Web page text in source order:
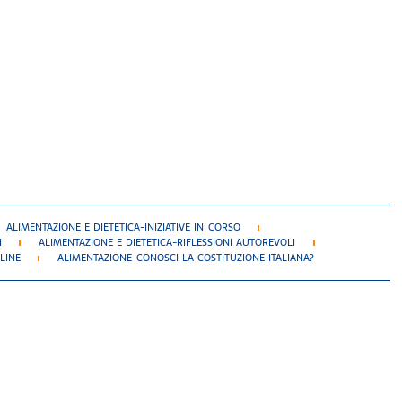
ALIMENTAZIONE E DIETETICA-INIZIATIVE IN CORSO
ALIMENTAZIONE E DIETETICA-RIFLESSIONI AUTOREVOLI
ALIMENTAZIONE-CONOSCI LA COSTITUZIONE ITALIANA?